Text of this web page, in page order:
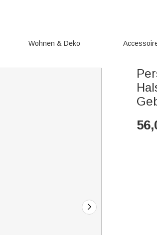
Wohnen & Deko